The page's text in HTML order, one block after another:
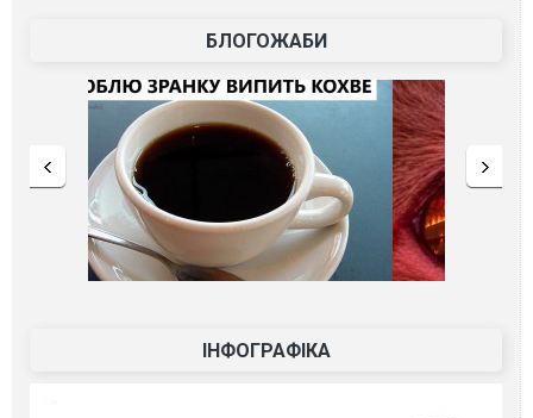
БЛОГОЖАБИ
ІНФОГРАФІКА